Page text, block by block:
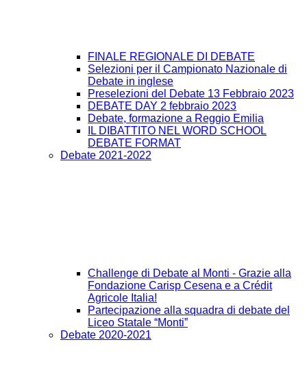
FINALE REGIONALE DI DEBATE
Selezioni per il Campionato Nazionale di
Debate in inglese
Preselezioni del Debate 13 Febbraio 2023
DEBATE DAY 2 febbraio 2023
Debate, formazione a Reggio Emilia
IL DIBATTITO NEL WORD SCHOOL
DEBATE FORMAT
Debate 2021-2022
Challenge di Debate al Monti - Grazie alla
Fondazione Carisp Cesena e a Crédit
Agricole Italia!
Partecipazione alla squadra di debate del
Liceo Statale “Monti”
Debate 2020-2021